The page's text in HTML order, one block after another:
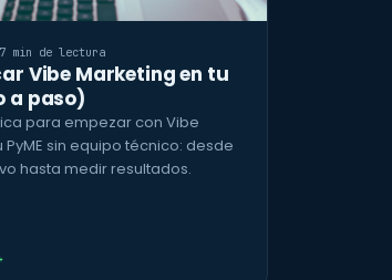
7 min de lectura
Vibe Marketing en tu
a paso)
para empezar con Vibe
PyME sin equipo técnico: desde
hasta medir resultados.